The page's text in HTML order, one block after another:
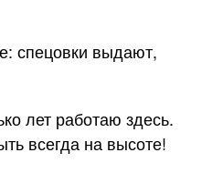
спецовки выдают,
лет работаю здесь.
всегда на высоте!